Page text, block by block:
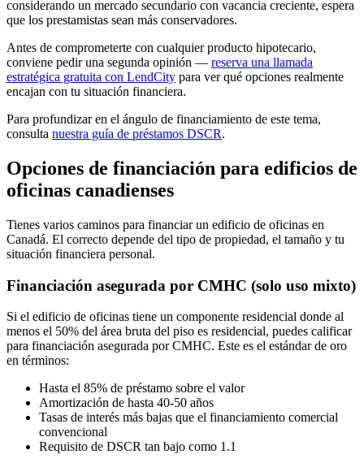
considerando un mercado secundario con vacancia creciente, espera
que los prestamistas sean más conservadores.
Antes de comprometerte con cualquier producto hipotecario,
conviene pedir una segunda opinión — reserva una llamada
estratégica gratuita con LendCity para ver qué opciones realmente
encajan con tu situación financiera.
Para profundizar en el ángulo de financiamiento de este tema,
consulta nuestra guía de préstamos DSCR.
Opciones de financiación para edificios de
oficinas canadienses
Tienes varios caminos para financiar un edificio de oficinas en
Canadá. El correcto depende del tipo de propiedad, el tamaño y tu
situación financiera personal.
Financiación asegurada por CMHC (solo uso mixto)
Si el edificio de oficinas tiene un componente residencial donde al
menos el 50% del área bruta del piso es residencial, puedes calificar
para financiación asegurada por CMHC. Este es el estándar de oro
en términos:
Hasta el 85% de préstamo sobre el valor
Amortización de hasta 40-50 años
Tasas de interés más bajas que el financiamiento comercial
convencional
Requisito de DSCR tan bajo como 1.1